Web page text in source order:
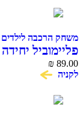
משחק הרכבה לילדים
פליימוביל
₪ 89.00
לקניה